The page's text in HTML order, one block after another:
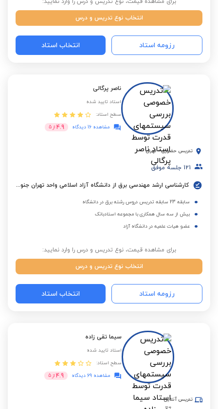
انتخاب نوع تدریس و درس
رزومه استاد انتخاب استاد
ناصر پرگالی
استاد تایید شده
سطح استاد:
مشاهده 16 دیدگاه
4.9 از 5
تدریس حضوری - تهران
121 جلسه موفق
کارشناسی ارشد مهندسی برق از دانشگاه آزاد اسلامی واحد تهران جنوب
سابقه 23 سابقه تدریس دروس رشته برق در دانشگاه
بیش از سه سال همکاری با مجموعه استادبانک
عضو هیات علمیه در دانشگاه آزاد
برای مشاهده قیمت، نوع تدریس و درس را وارد نمایید:
انتخاب نوع تدریس و درس
رزومه استاد انتخاب استاد
سیما تقی زاده
استاد تایید شده
سطح استاد:
مشاهده 69 دیدگاه
4.9 از 5
تدریس آنلاین